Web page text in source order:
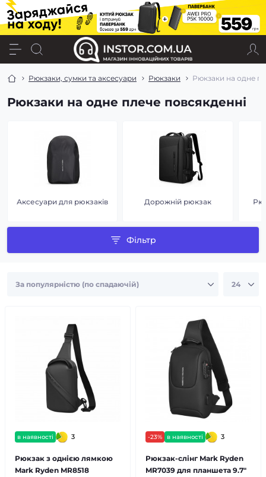
Рюкзаки, сумки та аксесуари Рюкзаки Рюкзаки на одне
Рюкзаки на одне плече повсякденні
Аксесуари для рюкзаків Дорожній рюкзак
Фільтр
в наявності 3
Рюкзак з однією лямкою
Mark Ryden MR8518
-23% в наявності 3
Рюкзак-слінг Mark Ryden
MR7039 для планшета 9.7"